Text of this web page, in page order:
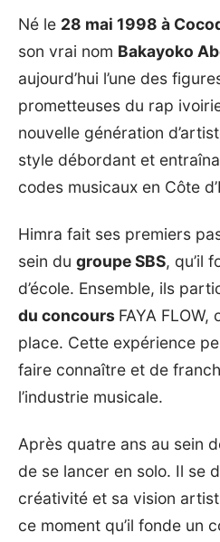
Né le 28 mai 1998 à
son vrai nom Bakayoko
aujourd’hui l’une des
prometteuses du rap
nouvelle génération
style débordant et
codes musicaux en Côte
Himra fait ses premiers
sein du groupe SBS, qu’il
d’école. Ensemble, ils
du concours FAYA FLOW,
place. Cette expérience
faire connaître et de
l’industrie musicale.
Après quatre ans au sein
de se lancer en solo. Il se
créativité et sa vision
ce moment qu’il fonde un